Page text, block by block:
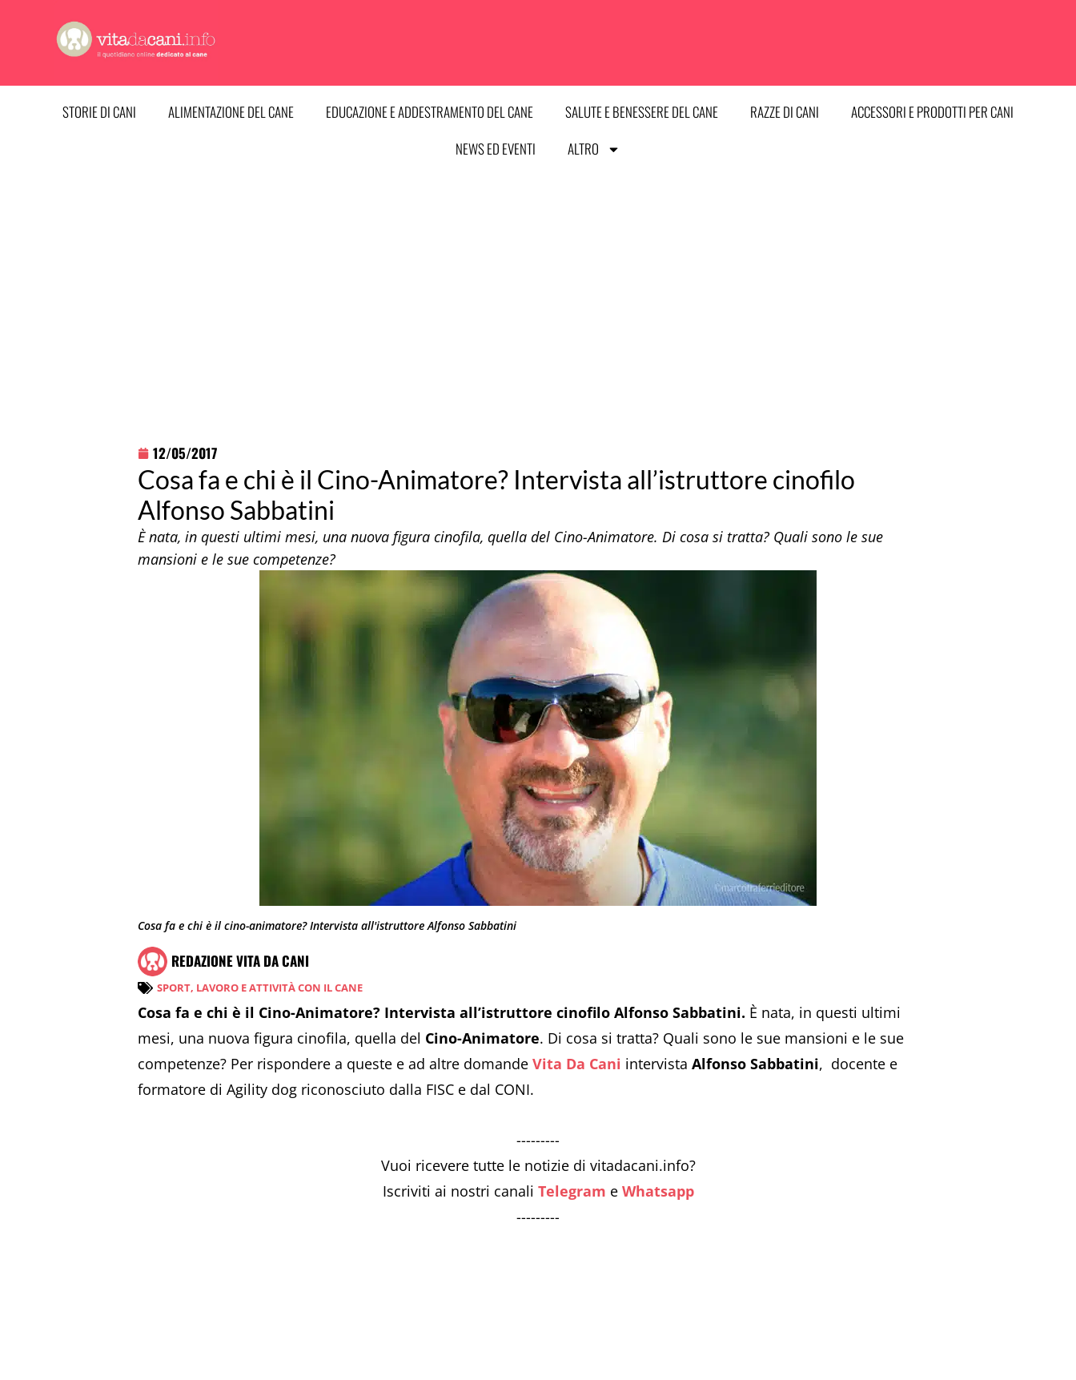
contenuto
STORIE DI CANI ALIMENTAZIONE DEL CANE EDUCAZIONE E ADDESTRAMENTO DEL CANE SALUTE E BENESSERE DEL CANE RAZZE DI CANI
ACCESSORI E PRODOTTI PER CANI
NEWS ED EVENTI
ALTRO
12/05/2017
Cosa fa e chi è il Cino-Animatore? Intervista all’istruttore cinofilo
Alfonso Sabbatini
È nata, in questi ultimi mesi, una nuova figura cinofila, quella del Cino-Animatore. Di cosa si tratta? Quali sono le sue
mansioni e le sue competenze?
Cosa fa e chi è il cino-animatore? Intervista all'istruttore Alfonso Sabbatini
REDAZIONE VITA DA CANI
SPORT, LAVORO E ATTIVITÀ CON IL CANE
Cosa fa e chi è il Cino-Animatore? Intervista all’istruttore cinofilo Alfonso Sabbatini. È nata, in questi ultimi
mesi, una nuova figura cinofila, quella del Cino-Animatore. Di cosa si tratta? Quali sono le sue mansioni e le sue
competenze? Per rispondere a queste e ad altre domande Vita Da Cani intervista Alfonso Sabbatini, docente e
formatore di Agility dog riconosciuto dalla FISC e dal CONI.
---------
Vuoi ricevere tutte le notizie di vitadacani.info?
Iscriviti ai nostri canali Telegram e Whatsapp
---------